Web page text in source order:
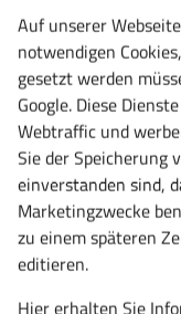
Material:
Stahlblech
Garantie:
10 Jahre
Zu diesem
Auf unserer
notwendigen
gesetzt werden
Google. Diese
Webtraffic und
Sie der Speicherung
einverstanden sind,
Marketingzwecke
zu einem späteren
editieren.
Hier erhalten Sie